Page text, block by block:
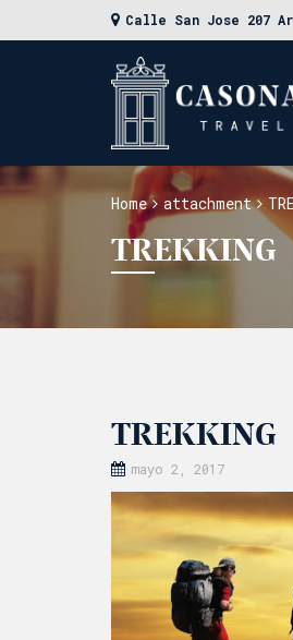
Calle San Jose 207
Home attachment
TREKKING
TREKKING
mayo 2, 2017